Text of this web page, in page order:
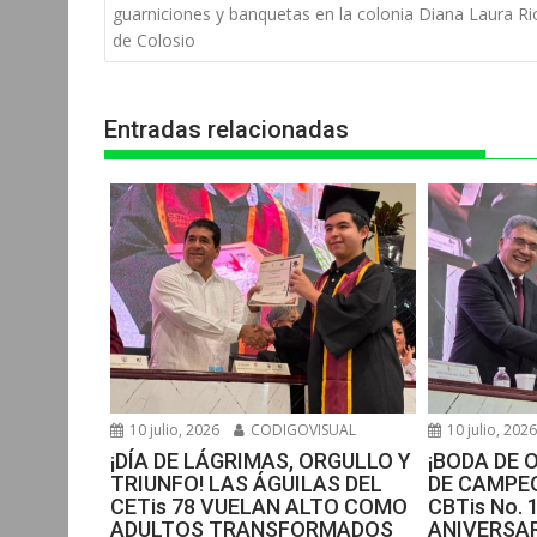
s
A
p
b
k
e
e
g
t
de
entradas
guarniciones y banquetas en la colonia Diana Laura
de Colosio
Entradas relacionadas
10 julio, 2026 CODIGOVISUAL
¡DÍA DE LÁGRIMAS, ORGULLO Y
TRIUNFO! LAS ÁGUILAS DEL
CETis 78 VUELAN ALTO COMO
ADULTOS TRANSFORMADOS
10 julio, 2026
¡BODA DE
DE
CBTis No.